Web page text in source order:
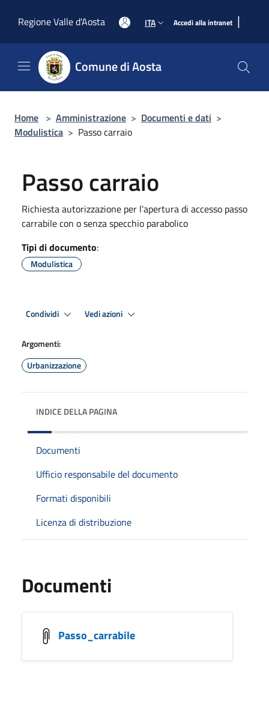
Regione Valle d'Aosta
ITA Accedi alla intranet |
Comune di Aosta
Home > Amministrazione > Documenti e dati >
Modulistica > Passo carraio
Passo carraio
Richiesta autorizzazione per l'apertura di accesso passo
carrabile con o senza specchio parabolico
Tipi di documento:
Modulistica
Condividi Vedi azioni
Argomenti:
Urbanizzazione
INDICE DELLA PAGINA
Documenti
Ufficio responsabile del documento
Formati disponibili
Licenza di distribuzione
Documenti
Passo_carrabile